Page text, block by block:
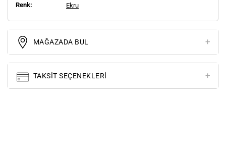
Renk:
Ekru
MAĞAZADA BUL
TAKSIT SEÇENEKLERI